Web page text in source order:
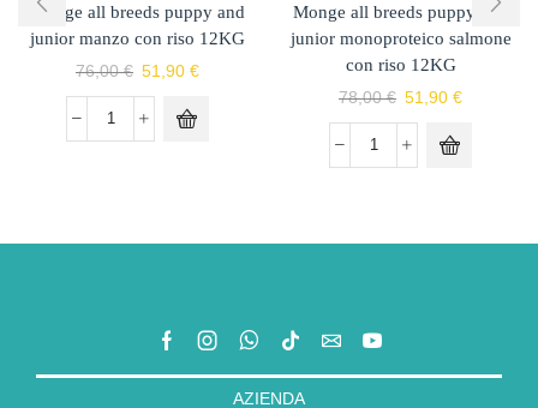
Monge all breeds puppy and
junior manzo con riso 12KG
76,00€ 51,90 €
Monge all breeds puppy and
junior monoproteico salmone
con riso 12KG
78,00€ 51,90 €
AZIENDA